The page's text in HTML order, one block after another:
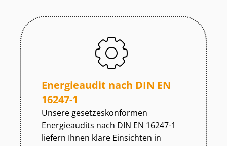
Energieaudit nach DIN EN
16247-1
Unsere ge­set­zes­kon­for­men
Energieaudits nach DIN EN 16247-1
liefern Ihnen klare Einsichten in